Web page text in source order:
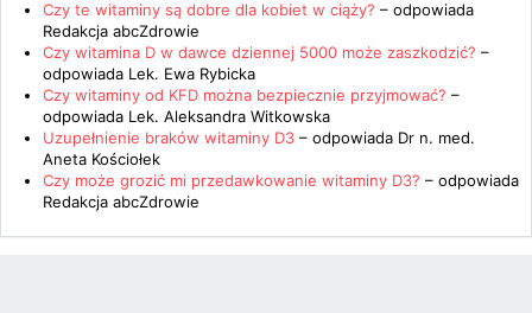
Czy te witaminy są dobre dla kobiet w ciąży? – odpowiada
Redakcja abcZdrowie
Czy witamina D w dawce dziennej 5000 może zaszkodzić? –
odpowiada Lek. Ewa Rybicka
Czy witaminy od KFD można bezpiecznie przyjmować? –
odpowiada Lek. Aleksandra Witkowska
Uzupełnienie braków witaminy D3 – odpowiada Dr n. med.
Aneta Kościołek
Czy może grozić mi przedawkowanie witaminy D3? – odpowiada
Redakcja abcZdrowie